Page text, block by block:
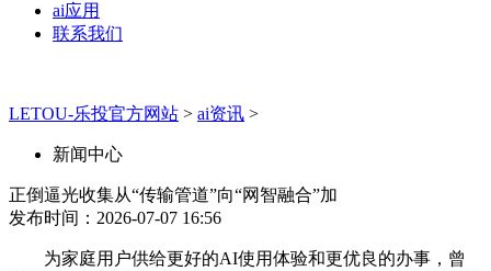
ai应用
联系我们
LETOU-乐投官方网站 > ai资讯 >
新闻中心
正倒逼光收集从“传输管道”向“网智融合”加
发布时间：2026-07-07 16:56
为家庭用户供给更好的AI使用体验和更优良的办事，曾